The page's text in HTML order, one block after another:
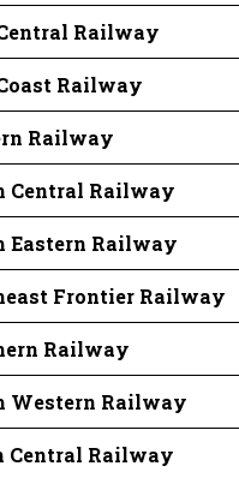
Railway
Railway
Railway
Central Railway
Eastern Railway
Frontier Railway
Railway
Western Railway
Central Railway